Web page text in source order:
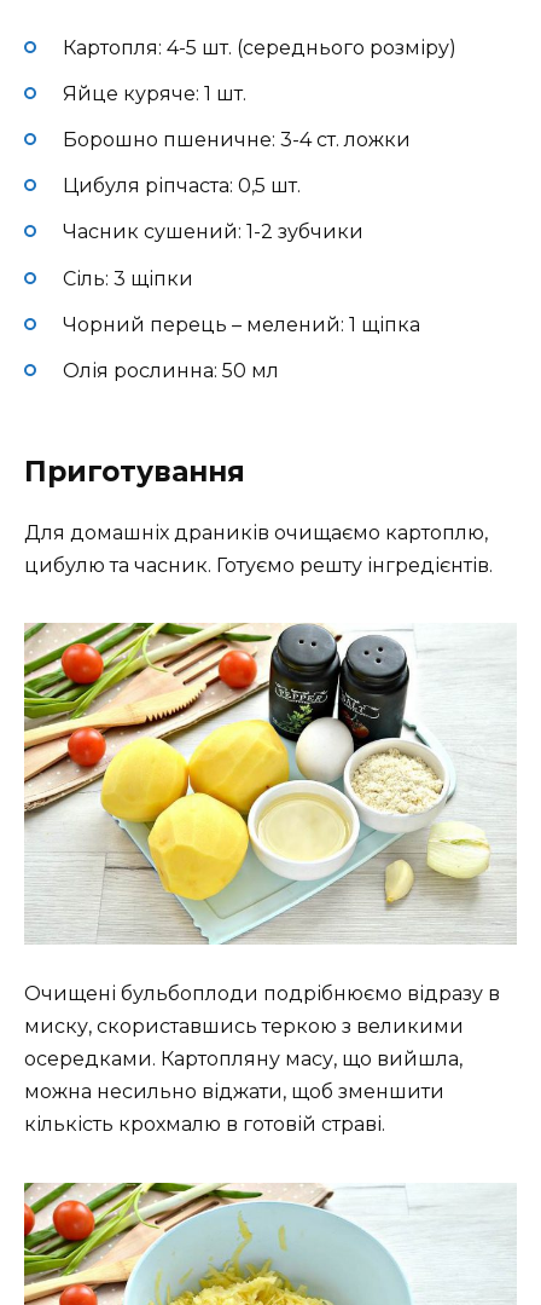
Картопля: 4-5 шт. (середнього розміру)
Яйце куряче: 1 шт.
Борошно пшеничне: 3-4 ст. ложки
Цибуля ріпчаста: 0,5 шт.
Часник сушений: 1-2 зубчики
Сіль: 3 щіпки
Чорний перець – мелений: 1 щіпка
Олія рослинна: 50 мл
Приготування
Для домашніх драників очищаємо картоплю,
цибулю та часник. Готуємо решту інгредієнтів.
Очищені бульбоплоди подрібнюємо відразу в
миску, скориставшись теркою з великими
осередками. Картопляну масу, що вийшла,
можна несильно віджати, щоб зменшити
кількість крохмалю в готовій страві.